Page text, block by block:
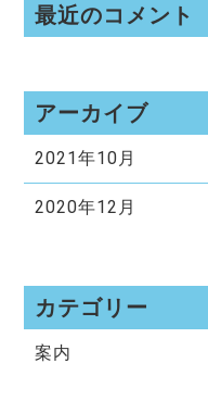
最近のコメント
アーカイブ
2021年10月
2020年12月
カテゴリー
案内